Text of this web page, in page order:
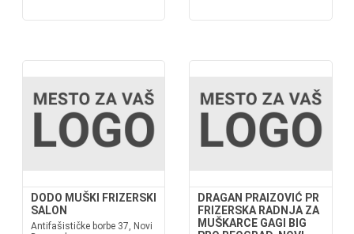
DODO MUŠKI FRIZERSKI
SALON
Antifašističke borbe 37, Novi
DRAGAN PRAIZOVIĆ PR
FRIZERSKA RADNJA ZA
MUŠKARCE GAGI BIG